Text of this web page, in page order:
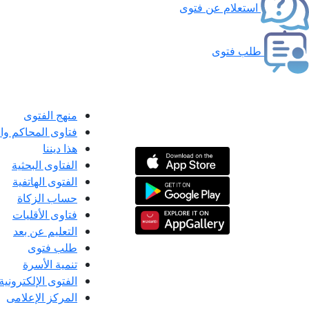
استعلام عن فتوى
طلب فتوى
منهج الفتوى
فتاوى المحاكم
هذا ديننا
الفتاوى البحثية
الفتوى الهاتفية
حساب الزكاة
فتاوى الأقليات
التعليم عن بعد
طلب فتوى
تنمية الأسرة
الفتوى الإلكترونية
المركز الإعلامى